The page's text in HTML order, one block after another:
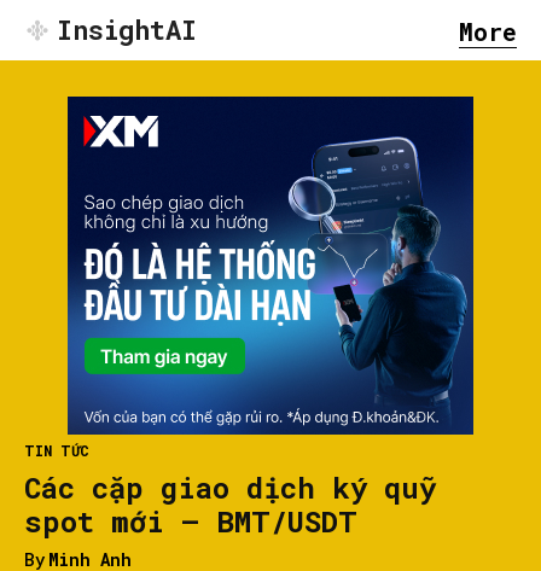
InsightAI More
TIN TỨC
Các cặp giao dịch ký quỹ
spot mới — BMT/USDT
By Minh Anh